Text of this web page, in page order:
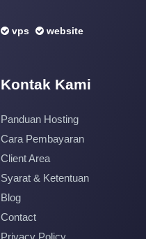
vps website
Kontak Kami
Panduan Hosting
Cara Pembayaran
Client Area
Syarat & Ketentuan
Blog
Contact
Privacy Policy